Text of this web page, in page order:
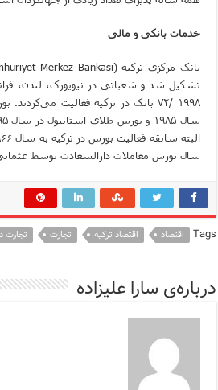
خدمات بانکی و مالی
بانک مرکزی ترکیه (Merkez Bankası
تشکیل شد و شعباتی در نیویورک، لندن،
۱۹۹۸ /۷۲ بانک در ترکیه فعالیت
سال بورس معاملات دارالسعادت توسط
Tags اقتصاد اقتصاد ترکیه تجارت تجارت
درباره‌ی سارا علیزاده